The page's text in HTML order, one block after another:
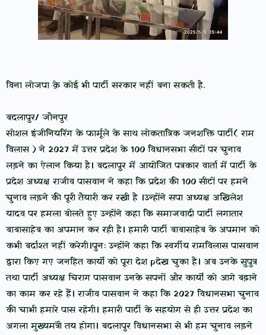
विना लोजपा क़े कोई भी पार्टी सरकार नहीं बना सकती है.
बदलापुर/ जौनपुर
सोशल इंजीनियरिंग के फार्मूले के साथ लोकतांत्रिक जनशक्ति पार्टी( राम
विलास ) ने 2027 में उत्तर प्रदेश के 100 विधानसभा सीटों पर चुनाव
लड़ने का ऐलान किया है। बदलापुर में आयोजित पत्रकार वार्ता में पार्टी के
प्रदेश अध्यक्ष राजीव पासवान ने कहा कि प्रदेश की 100 सीटों पर हमने
चुनाव लड़ने की पूरी तैयारी कर रखी है ।उन्होंने सपा अध्यक्ष अखिलेश
यादव पर हमला बोलते हुए उन्होंने कहा कि समाजवादी पार्टी लगातार
बाबासाहेब का अपमान कर रही है। हमारी पार्टी बाबासाहेब के अपमान को
कभी बर्दाश्त नहीं करेगी।पुनः उन्होंने कहा कि स्वर्गीय रामविलास पासवान
द्वारा किए गए जनहित कार्यों को पूरा देश pदेख चुका है। अब उनके सुपुत्र
तथा पार्टी अध्यक्ष चिराग पासवान उनके सपनों और कार्यों को आगे बढ़ाने
का काम कर रहे हैं। राजीव पासवान ने कहा कि 2027 विधानसभा चुनाव
की चाभी हमारे पास रहेगी। हमारी पार्टी के सहयोग से ही उत्तर प्रदेश का
अगला मुख्यमंत्री तय होगा। बदलापुर विधानसभा से भी हम चुनाव लड़ने